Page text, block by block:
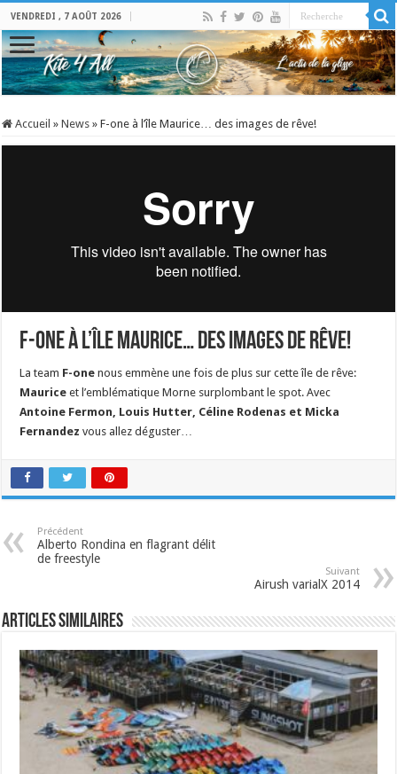
VENDREDI , 7 AOÛT 2026
Accueil » News » F-one à l’île Maurice… des images de rêve!
F-one à l’île Maurice… des images de rêve!
La team F-one nous emmène une fois de plus sur cette île de rêve:
Maurice et l’emblématique Morne surplombant le spot. Avec
Antoine Fermon, Louis Hutter, Céline Rodenas et Micka
Fernandez vous allez déguster…
Précédent
Alberto Rondina en flagrant délit
de freestyle
Suivant
Airush varialX 2014
Articles similaires